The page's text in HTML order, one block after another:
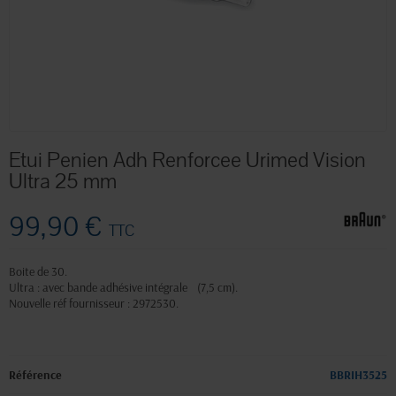
Etui Penien Adh Renforcee Urimed Vision
Ultra 25 mm
99,90 € TTC
Boite de 30.
Ultra : avec bande adhésive intégrale (7,5 cm).
Nouvelle réf fournisseur : 2972530.
Référence BBRIH3525